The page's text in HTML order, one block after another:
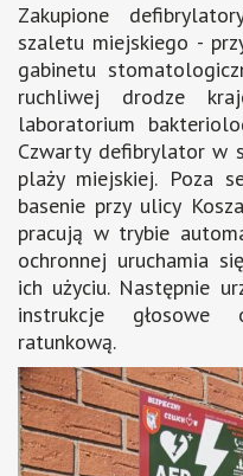
Zakupione
szaletu miejskiego -
gabinetu
ruchliwej drodze
laboratorium
Czwarty defibrylator w
plaży miejskiej. Poza
basenie przy ulicy
pracują w trybie
ochronnej uruchamia
ich użyciu. Następnie
instrukcje głosowe
ratunkową.